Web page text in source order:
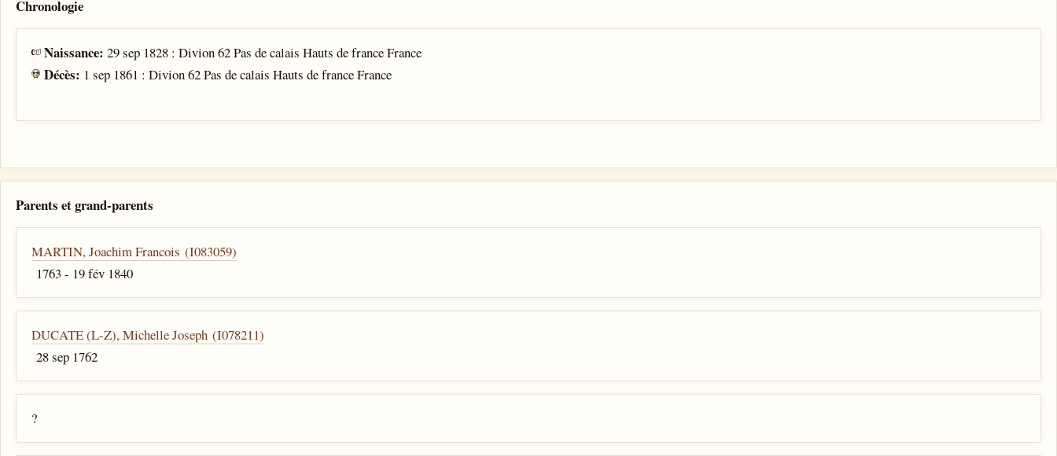
Chronologie
Naissance:29 sep 1828 : Divion 62 Pas de calais Hauts de france France
Décès: 1 sep 1861 : Divion 62 Pas de calais Hauts de france France
Parents et grand-parents
MARTIN, Joachim Francois (I083059)
1763 - 19 fév 1840
DUCATE (L-Z), Michelle Joseph (I078211)
28 sep 1762
?